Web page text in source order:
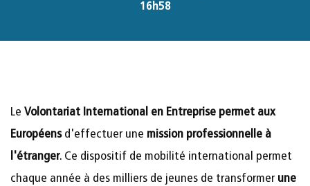
16h58
Le Volontariat International en Entreprise permet aux
Européensd'effectuer une mission professionnelle à
l'étranger. Ce dispositif de mobilité international permet
chaque année à des milliers de jeunes de transformer une